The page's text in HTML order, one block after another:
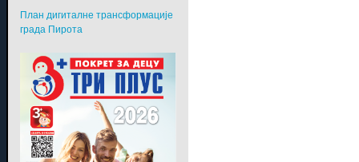
План дигиталне трансформације
града Пирота